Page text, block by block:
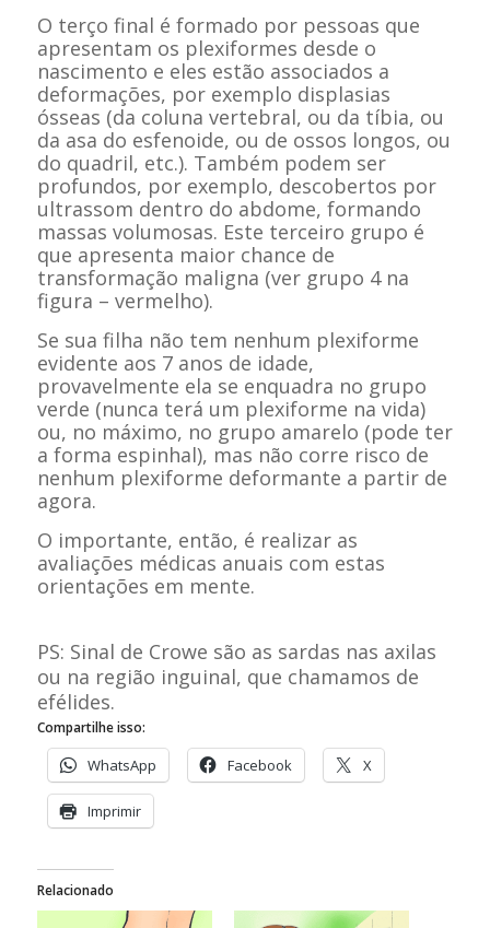
O terço final é formado por pessoas que
apresentam os plexiformes desde o
nascimento e eles estão associados a
deformações, por exemplo displasias
ósseas (da coluna vertebral, ou da tíbia, ou
da asa do esfenoide, ou de ossos longos, ou
do quadril, etc.). Também podem ser
profundos, por exemplo, descobertos por
ultrassom dentro do abdome, formando
massas volumosas. Este terceiro grupo é
que apresenta maior chance de
transformação maligna (ver grupo 4 na
figura – vermelho).
Se sua filha não tem nenhum plexiforme
evidente aos 7 anos de idade,
provavelmente ela se enquadra no grupo
verde (nunca terá um plexiforme na vida)
ou, no máximo, no grupo amarelo (pode ter
a forma espinhal), mas não corre risco de
nenhum plexiforme deformante a partir de
agora.
O importante, então, é realizar as
avaliações médicas anuais com estas
orientações em mente.
PS: Sinal de Crowe são as sardas nas axilas
ou na região inguinal, que chamamos de
efélides.
Compartilhe isso:
WhatsApp Facebook X
Imprimir
Relacionado